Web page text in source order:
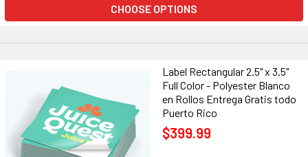
CHOOSE OPTIONS
Label Rectangular 2.5" x 3.5"
Full Color - Polyester Blanco
en Rollos Entrega Gratis todo
Puerto Rico
$399.99